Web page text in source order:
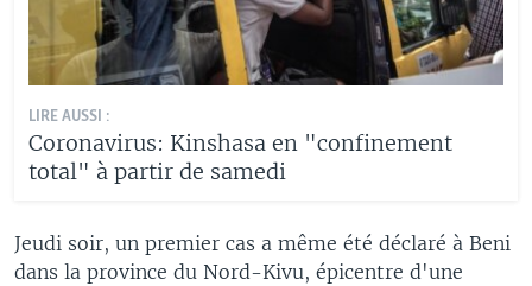
LIRE AUSSI :
Coronavirus: Kinshasa en "confinement
total" à partir de samedi
Jeudi soir, un premier cas a même été déclaré à Beni
dans la province du Nord-Kivu, épicentre d'une